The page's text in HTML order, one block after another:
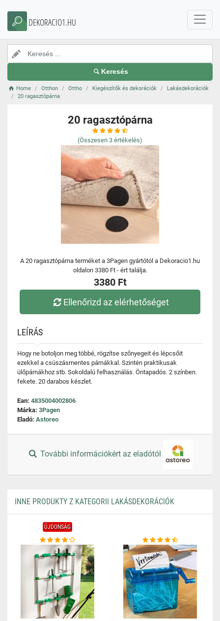
DEKORACIO1.HU
Keresés
Home Otthon Ottho Kiegészítők és dekorációk
Lakásdekorációk
20 ragasztópárna
20 ragasztópárna
(Összesen 3 értékelés)
A 20 ragasztópárna terméket a 3Pagen gyártótól a Dekoracio1.hu
oldalon 3380 Ft - ért találja.
3380 Ft
Ellenőrizd az elérhetőséget
LEÍRÁS
Hogy ne botoljon meg többé, rögzítse szőnyegeit és lépcsőit
ezekkel a csúszásmentes párnákkal. Szintén praktikusak
ülőpárnákhoz stb. Sokoldalú felhasználás. Öntapadós. 2 színben.
fekete. 20 darabos készlet.
Ean: 4835004002806
Márka: 3Pagen
Eladó: Astoreo
További információkért az eladótól
INNE PRODUKTY Z KATEGORII LAKÁSDEKORÁCIÓK
ÚJDONSÁG